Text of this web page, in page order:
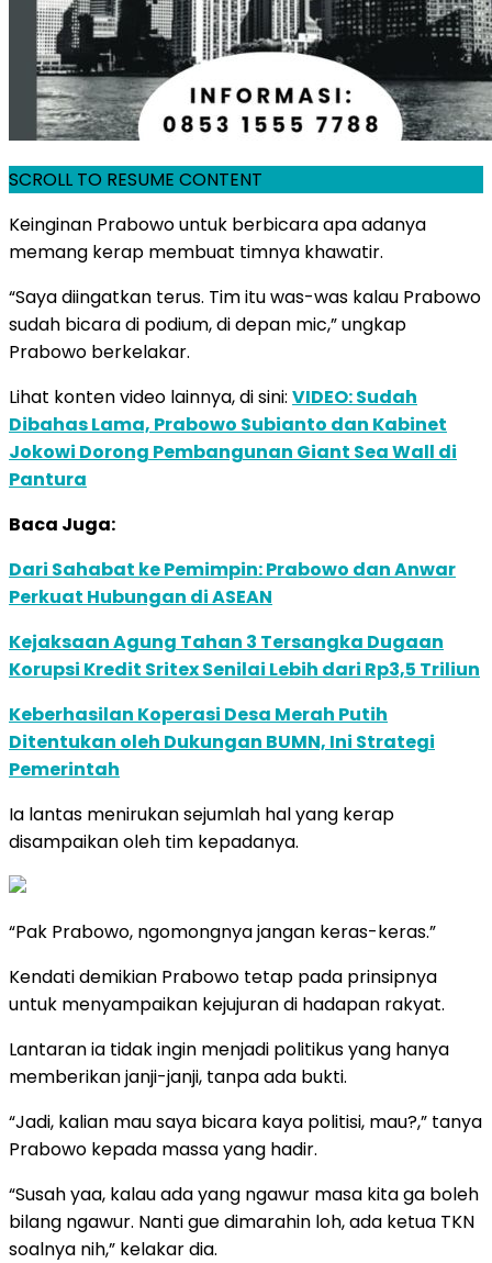
SCROLL TO RESUME CONTENT
Keinginan Prabowo untuk berbicara apa adanya
memang kerap membuat timnya khawatir.
“Saya diingatkan terus. Tim itu was-was kalau Prabowo
sudah bicara di podium, di depan mic,” ungkap
Prabowo berkelakar.
Lihat konten video lainnya, di sini: VIDEO: Sudah
Dibahas Lama, Prabowo Subianto dan Kabinet
Jokowi Dorong Pembangunan Giant Sea Wall di
Pantura
Baca Juga:
Dari Sahabat ke Pemimpin: Prabowo dan Anwar
Perkuat Hubungan di ASEAN
Kejaksaan Agung Tahan 3 Tersangka Dugaan
Korupsi Kredit Sritex Senilai Lebih dari Rp3,5 Triliun
Keberhasilan Koperasi Desa Merah Putih
Ditentukan oleh Dukungan BUMN, Ini Strategi
Pemerintah
Ia lantas menirukan sejumlah hal yang kerap
disampaikan oleh tim kepadanya.
“Pak Prabowo, ngomongnya jangan keras-keras.”
Kendati demikian Prabowo tetap pada prinsipnya
untuk menyampaikan kejujuran di hadapan rakyat.
Lantaran ia tidak ingin menjadi politikus yang hanya
memberikan janji-janji, tanpa ada bukti.
“Jadi, kalian mau saya bicara kaya politisi, mau?,” tanya
Prabowo kepada massa yang hadir.
“Susah yaa, kalau ada yang ngawur masa kita ga boleh
bilang ngawur. Nanti gue dimarahin loh, ada ketua TKN
soalnya nih,” kelakar dia.